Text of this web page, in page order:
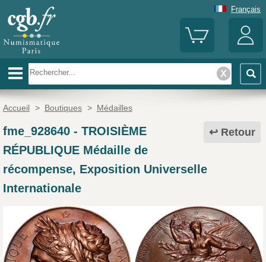
Français
Accueil > Boutiques > Médailles
Retour
fme_928640- TROISIÈME
RÉPUBLIQUE Médaille de
récompense, Exposition Universelle
Internationale